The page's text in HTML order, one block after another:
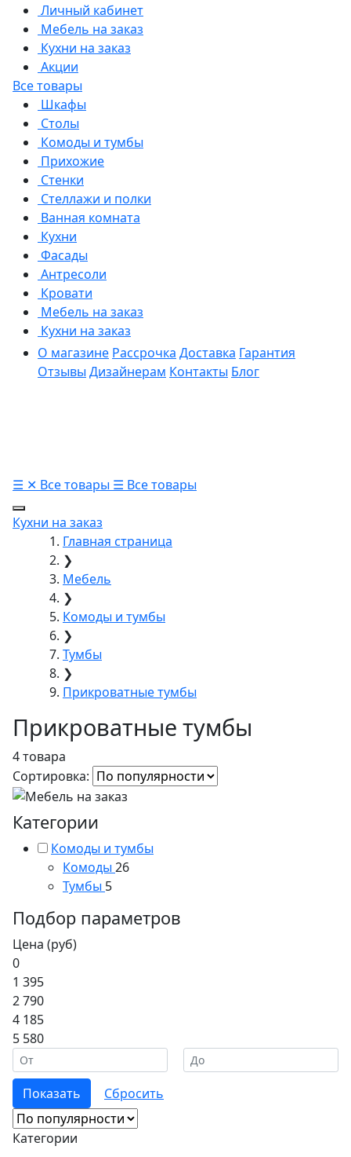
Личный кабинет
Мебель на заказ
Кухни на заказ
Акции
Все товары
Шкафы
Столы
Комоды и тумбы
Прихожие
Стенки
Стеллажи и полки
Ванная комната
Кухни
Фасады
Антресоли
Кровати
Мебель на заказ
Кухни на заказ
О магазине Рассрочка Доставка Гарантия
Отзывы Дизайнерам Контакты Блог
☰ ✕ Все товары ☰ Все товары
Кухни на заказ
Главная страница
❯
Мебель
❯
Комоды и тумбы
❯
Тумбы
❯
Прикроватные тумбы
Прикроватные тумбы
4 товара
Сортировка:
Категории
Комоды и тумбы
Комоды 26
Тумбы 5
Подбор параметров
Цена (руб)
0
1 395
2 790
4 185
5 580
Категории